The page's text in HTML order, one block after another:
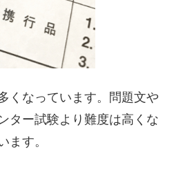
くなっています。問題文や
ター試験より難度は高くな
ます。